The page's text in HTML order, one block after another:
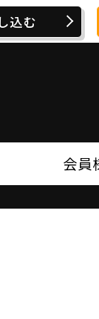
込む
会員